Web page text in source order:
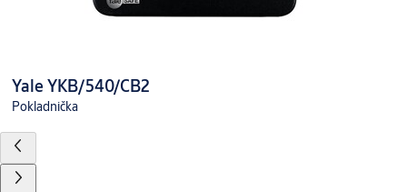
Yale YKB/540/CB2
Pokladnička